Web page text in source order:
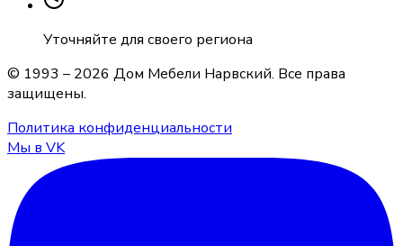
Уточняйте для своего региона
© 1993 – 2026 Дом Мебели Нарвский. Все права
защищены.
Политика конфиденциальности
Мы в VK